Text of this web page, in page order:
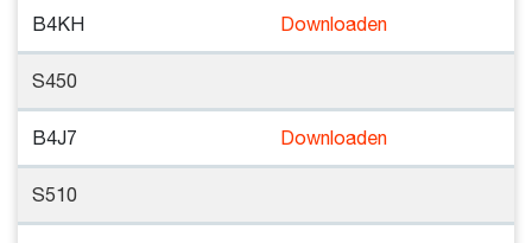
B4KH Downloaden
S450
B4J7 Downloaden
S510